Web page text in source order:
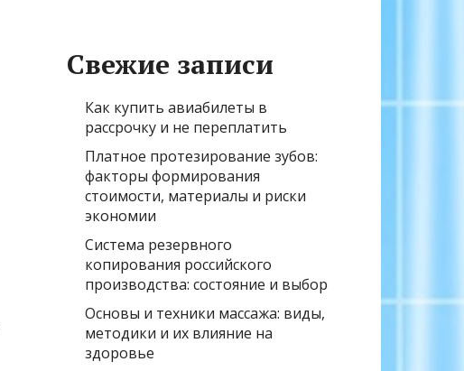
Свежие записи
Как купить авиабилеты в
рассрочку и не переплатить
Платное протезирование зубов:
факторы формирования
стоимости, материалы и риски
экономии
Система резервного
копирования российского
производства: состояние и выбор
Основы и техники массажа: виды,
методики и их влияние на
здоровье